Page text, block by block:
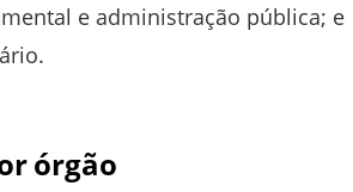
e administração pública; e
órgão